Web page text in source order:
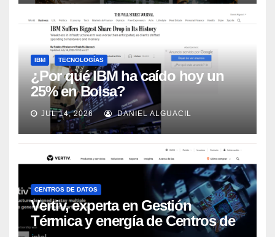
IBM TECNOLOGÍAS
¿Por qué IBM ha caído hoy un
25% en Bolsa?
JUL 14, 2026 DANIEL ALGUACIL
CENTROS DE DATOS
Vertiv, experta en Gestión
Térmica y energía de Centros de